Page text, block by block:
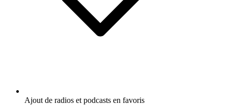
Ajout de radios et podcasts en favoris